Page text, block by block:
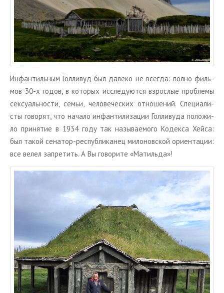
Ин­фан­тиль­ным Гол­ли­вуд был да­ле­ко не все­гда: полно филь­
мов 30-х годов, в ко­то­рых ис­сле­ду­ют­ся взрос­лые про­бле­мы
сек­су­аль­но­сти, семьи, че­ло­ве­че­ских от­но­ше­ний. Спе­ци­а­ли­
сты го­во­рят, что на­ча­ло ин­фан­ти­ли­за­ции Гол­ли­ву­да по­ло­жи­
ло при­ня­тие в 1934 году так на­зы­ва­е­мо­го Ко­дек­са Хейса:
был такой се­на­тор-рес­пуб­ли­ка­нец ми­ло­нов­ской ори­ен­та­ции:
все велел за­пре­тить. А Вы го­во­ри­те «Ма­тиль­да»!